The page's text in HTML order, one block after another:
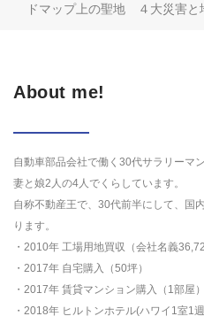
ドマップ上の聖地 ４大災害と
About me!
自動車部品会社で働く30代サラリーマン
妻と娘2人の4人でくらしています。
自称不動産王で、30代前半にして、国
ります。
・2010年 工場用地買収（会社名義
・2017年 自宅購入（50坪）
・2017年 賃貸マンション購入（1部屋）
・2018年 ヒルトンホテル(ハワイ1室1